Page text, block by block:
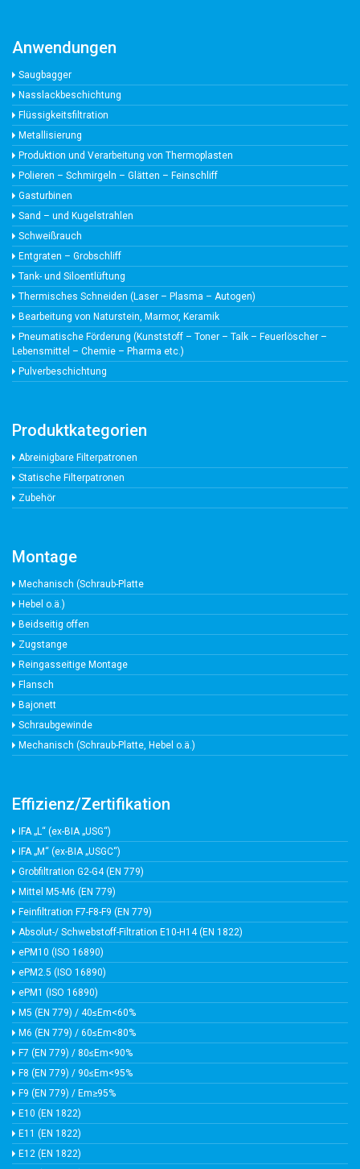
Anwendungen
Saugbagger
Nasslackbeschichtung
Flüssigkeitsfiltration
Metallisierung
Produktion und Verarbeitung von Thermoplasten
Polieren – Schmirgeln – Glätten – Feinschliff
Gasturbinen
Sand – und Kugelstrahlen
Schweißrauch
Entgraten – Grobschliff
Tank- und Siloentlüftung
Thermisches Schneiden (Laser – Plasma – Autogen)
Bearbeitung von Naturstein, Marmor, Keramik
Pneumatische Förderung (Kunststoff – Toner – Talk – Feuerlöscher –
Lebensmittel – Chemie – Pharma etc.)
Pulverbeschichtung
Produktkategorien
Abreinigbare Filterpatronen
Statische Filterpatronen
Zubehör
Montage
Mechanisch (Schraub-Platte
Hebel o.ä.)
Beidseitig offen
Zugstange
Reingasseitige Montage
Flansch
Bajonett
Schraubgewinde
Mechanisch (Schraub-Platte, Hebel o.ä.)
Effizienz/Zertifikation
IFA „L“ (ex-BIA „USG“)
IFA „M“ (ex-BIA „USGC“)
Grobfiltration G2-G4 (EN 779)
Mittel M5-M6 (EN 779)
Feinfiltration F7-F8-F9 (EN 779)
Absolut-/ Schwebstoff-Filtration E10-H14 (EN 1822)
ePM10 (ISO 16890)
ePM2.5 (ISO 16890)
ePM1 (ISO 16890)
M5 (EN 779) / 40≤Em<60%
M6 (EN 779) / 60≤Em<80%
F7 (EN 779) / 80≤Em<90%
F8 (EN 779) / 90≤Em<95%
F9 (EN 779) / Em≥95%
E10 (EN 1822)
E11 (EN 1822)
E12 (EN 1822)